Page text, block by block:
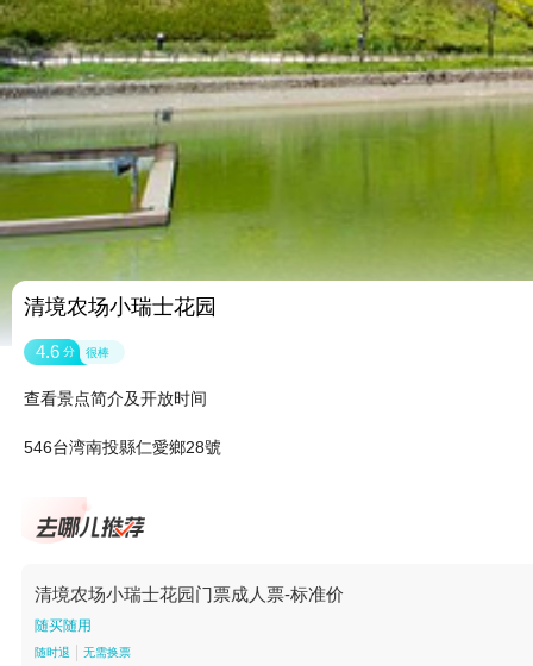
清境农场小瑞士花园
4.6 分 很棒
查看景点简介及开放时间
546台湾南投縣仁愛鄉28號
清境农场小瑞士花园门票成人票-标准价
随买随用
随时退 无需换票